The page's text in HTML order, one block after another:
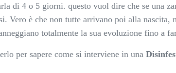
di 4 o 5 giorni. questo vuol dire che se una
Vero è che non tutte arrivano poi alla nascita,
totalmente la sua evoluzione fino a
per sapere come si interviene in una